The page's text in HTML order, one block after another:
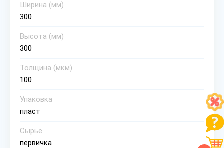
Ширина (мм)
300
Высота (мм)
300
Толщина (мкм)
100
Упаковка
пласт
Сырье
первичка